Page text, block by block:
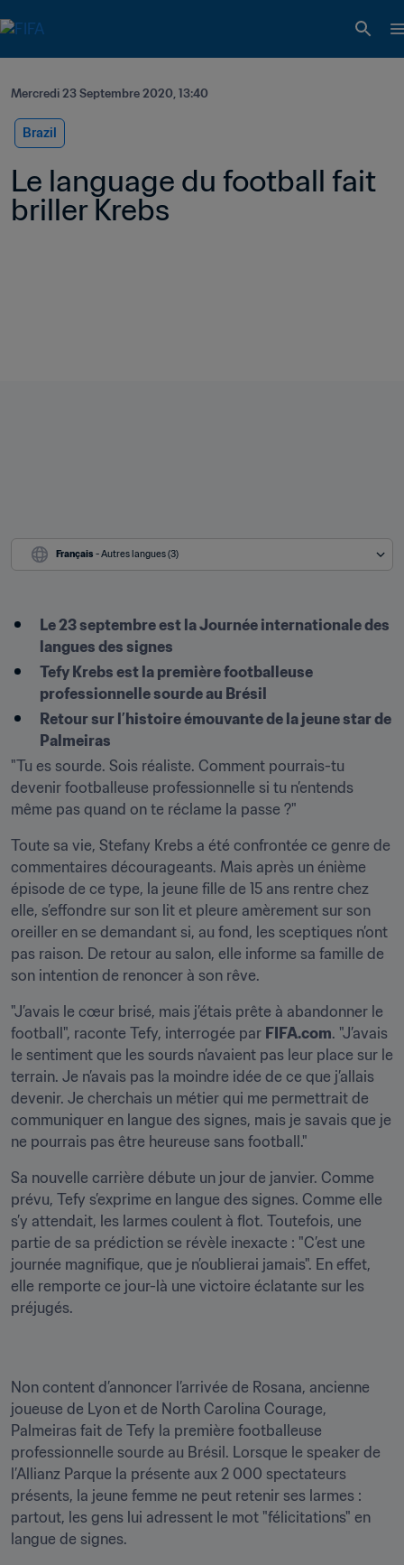
Mercredi 23 Septembre 2020, 13:40
Brazil
Le language du football fait
briller Krebs
Français - Autres langues (3)
Le 23 septembre est la Journée internationale des
langues des signes
Tefy Krebs est la première footballeuse
professionnelle sourde au Brésil
Retour sur l’histoire émouvante de la jeune star de
Palmeiras
"Tu es sourde. Sois réaliste. Comment pourrais-tu
devenir footballeuse professionnelle si tu n’entends
même pas quand on te réclame la passe ?"
Toute sa vie, Stefany Krebs a été confrontée ce genre de
commentaires décourageants. Mais après un énième
épisode de ce type, la jeune fille de 15 ans rentre chez
elle, s’effondre sur son lit et pleure amèrement sur son
oreiller en se demandant si, au fond, les sceptiques n’ont
pas raison. De retour au salon, elle informe sa famille de
son intention de renoncer à son rêve.
"J’avais le cœur brisé, mais j’étais prête à abandonner le
football", raconte Tefy, interrogée par FIFA.com. "J’avais
le sentiment que les sourds n’avaient pas leur place sur le
terrain. Je n’avais pas la moindre idée de ce que j’allais
devenir. Je cherchais un métier qui me permettrait de
communiquer en langue des signes, mais je savais que je
ne pourrais pas être heureuse sans football."
Sa nouvelle carrière débute un jour de janvier. Comme
prévu, Tefy s’exprime en langue des signes. Comme elle
s’y attendait, les larmes coulent à flot. Toutefois, une
partie de sa prédiction se révèle inexacte : "C’est une
journée magnifique, que je n’oublierai jamais". En effet,
elle remporte ce jour-là une victoire éclatante sur les
préjugés.
Non content d’annoncer l’arrivée de Rosana, ancienne
joueuse de Lyon et de North Carolina Courage,
Palmeiras fait de Tefy la première footballeuse
professionnelle sourde au Brésil. Lorsque le speaker de
l’Allianz Parque la présente aux 2 000 spectateurs
présents, la jeune femme ne peut retenir ses larmes :
partout, les gens lui adressent le mot "félicitations" en
langue de signes.